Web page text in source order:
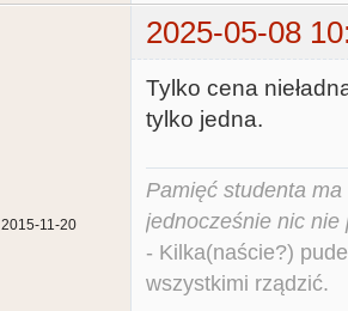
2025-05-08
2015-11-20
Tylko cena
tylko jedna.
Pamięć studenta
jednocześnie nic nie
- Kilka(naście?)
wszystkimi rządzić.